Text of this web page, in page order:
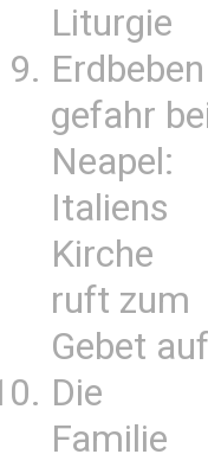
Liturgie
Erdbeben
gefahr
Neapel:
Italiens
Kirche
ruft zum
Gebet auf
Die
Familie